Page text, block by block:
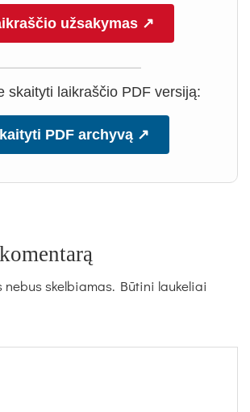
užsakymas ↗
skaityti laikraščio PDF versiją:
PDF archyvą ↗
nebus skelbiamas. Būtini laukeliai